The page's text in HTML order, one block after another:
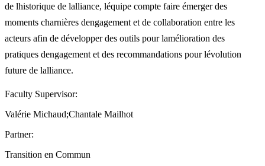
de lhistorique de lalliance, léquipe compte faire émerger des
moments charnières dengagement et de collaboration entre les
acteurs afin de développer des outils pour lamélioration des
pratiques dengagement et des recommandations pour lévolution
future de lalliance.
Faculty Supervisor:
Valérie Michaud;Chantale Mailhot
Partner:
Transition en Commun